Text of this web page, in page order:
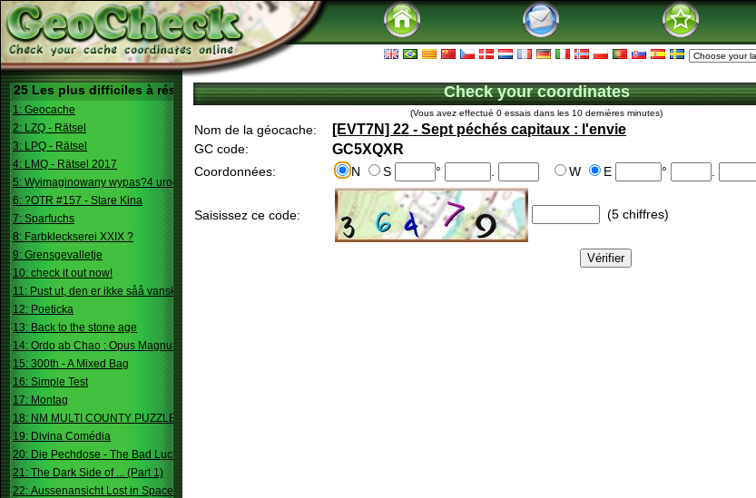
25 Les plus difficiles à résoudre
1: Geocache
2: LZQ - Rätsel
3: LPQ - Rätsel
4: LMQ - Rätsel 2017
5: Wyimaginowany wypas?4 urodziny
6: ?OTR #157 - Stare Kina
7: Sparfuchs
8: Farbkleckserei XXIX ?
9: Grensgevalletje
10: check it out now!
11: Pust ut, den er ikke såå vanskelig.
12: Poeticka
13: Back to the stone age
14: Ordo ab Chao : Opus Magnum
15: 300th - A Mixed Bag
16: Simple Test
17: Montag
18: NM MULTI COUNTY PUZZLE
19: Divina Comédia
20: Die Pechdose - The Bad Luck Box
21: The Dark Side of ... (Part 1)
22: Aussenansicht Lost in Space
Check your coordinates
(Vous avez effectué 0 essais dans les 10 dernières minutes)
Nom de la géocache: [EVT7N] 22 - Sept péchés capitaux : l'envie
GC code: GC5XQXR
Coordonnées: N S ° W E °
Saisissez ce code: (5 chiffres)